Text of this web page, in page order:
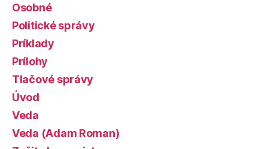
Osobné
Politické správy
Príklady
Prílohy
Tlačové správy
Úvod
Veda
Veda (Adam Roman)